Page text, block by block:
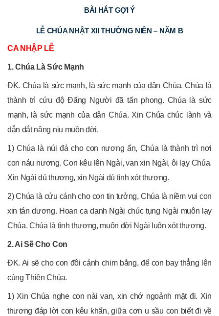
BÀI HÁT GỢI Ý
LỄ CHÚA NHẬT XII THƯỜNG NIÊN – NĂM B
CA NHẬP LỄ
1. Chúa Là Sức Mạnh
ĐK. Chúa là sức mạnh, là sức mạnh của dân Chúa. Chúa là
thành trì cứu độ Đấng Người đã tấn phong. Chúa là sức
mạnh, là sức mạnh của dân Chúa. Xin Chúa chúc lành và
dẫn dắt nâng niu muôn đời.
1) Chúa là núi đá cho con nương ẩn, Chúa là thành trì nơi
con náu nương. Con kêu lên Ngài, van xin Ngài, ôi lạy Chúa.
Xin Ngài dủ thương, xin Ngài dủ tình xót thương.
2) Chúa là cứu cánh cho con tin tưởng, Chúa là niềm vui con
xin tán dương. Hoan ca danh Ngài chúc tụng Ngài muôn lạy
Chúa. Chúa là tình thương, muôn đời Ngài luôn xót thương.
2. Ai Sẽ Cho Con
ÐK. Ai sẽ cho con đôi cánh chim bằng, để con bay thẳng lên
cùng Thiên Chúa.
1) Xin Chúa nghe con nài van, xin chớ ngoảnh mặt đi. Xin
thương đáp lời con kêu khấn, giữa cơn u sầu con biết đi về